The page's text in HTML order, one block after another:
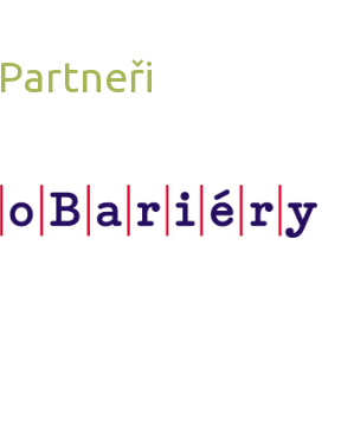
Partneři